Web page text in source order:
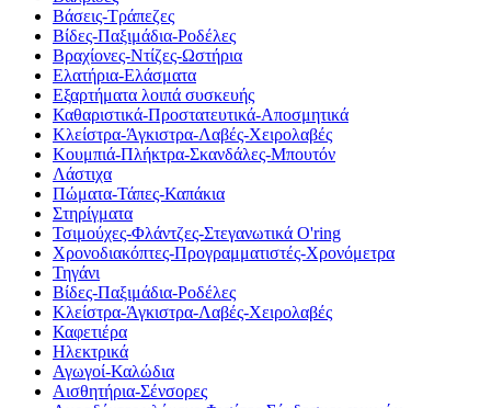
Βάσεις-Τράπεζες
Βίδες-Παξιμάδια-Ροδέλες
Βραχίονες-Ντίζες-Ωστήρια
Ελατήρια-Ελάσματα
Εξαρτήματα λοιπά συσκευής
Καθαριστικά-Προστατευτικά-Αποσμητικά
Κλείστρα-Άγκιστρα-Λαβές-Χειρολαβές
Κουμπιά-Πλήκτρα-Σκανδάλες-Μπουτόν
Λάστιχα
Πώματα-Τάπες-Καπάκια
Στηρίγματα
Τσιμούχες-Φλάντζες-Στεγανωτικά O'ring
Χρονοδιακόπτες-Προγραμματιστές-Χρονόμετρα
Τηγάνι
Βίδες-Παξιμάδια-Ροδέλες
Κλείστρα-Άγκιστρα-Λαβές-Χειρολαβές
Καφετιέρα
Ηλεκτρικά
Αγωγοί-Καλώδια
Αισθητήρια-Σένσορες